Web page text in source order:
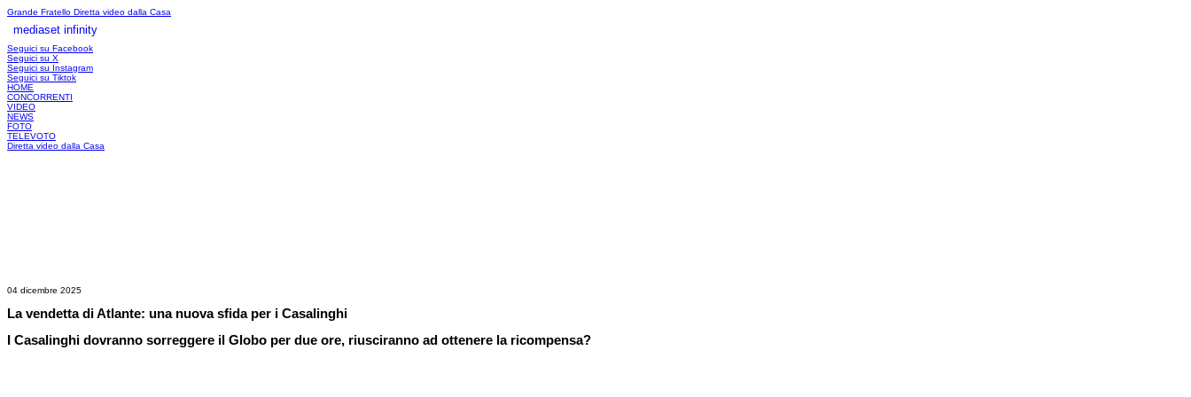
Grande Fratello Diretta video dalla Casa
mediaset infinity
Seguici su Facebook
Seguici su X
Seguici su Instagram
Seguici su Tiktok
HOME
CONCORRENTI
VIDEO
NEWS
FOTO
TELEVOTO
Diretta video dalla Casa
04 dicembre 2025
La vendetta di Atlante: una nuova sfida per i Casalinghi
I Casalinghi dovranno sorreggere il Globo per due ore, riusciranno ad ottenere la ricompensa?